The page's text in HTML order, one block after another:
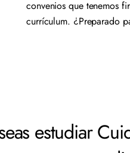
convenios que tenemos
currículum. ¿Preparado
estudiar